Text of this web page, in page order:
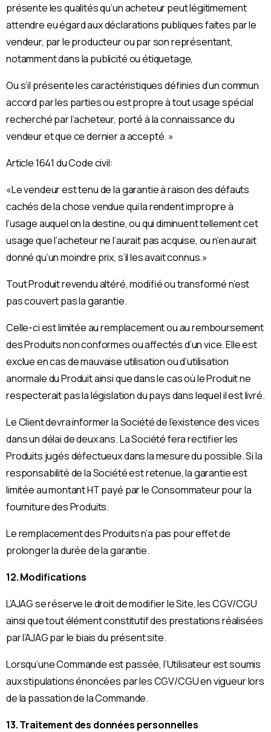
présente les qualités qu’un acheteur peut légitimement
attendre eu égard aux déclarations publiques faites par le
vendeur, par le producteur ou par son représentant,
notamment dans la publicité ou étiquetage,
Ou s’il présente les caractéristiques définies d’un commun
accord par les parties ou est propre à tout usage spécial
recherché par l’acheteur, porté à la connaissance du
vendeur et que ce dernier a accepté. »
Article 1641 du Code civil:
«Le vendeur est tenu de la garantie à raison des défauts
cachés de la chose vendue qui la rendent impropre à
l’usage auquel on la destine, ou qui diminuent tellement cet
usage que l’acheteur ne l’aurait pas acquise, ou n’en aurait
donné qu’un moindre prix, s’il les avait connus.»
Tout Produit revendu altéré, modifié ou transformé n’est
pas couvert pas la garantie.
Celle-ci est limitée au remplacement ou au remboursement
des Produits non conformes ou affectés d’un vice. Elle est
exclue en cas de mauvaise utilisation ou d’utilisation
anormale du Produit ainsi que dans le cas où le Produit ne
respecterait pas la législation du pays dans lequel il est livré.
Le Client devra informer la Société de l’existence des vices
dans un délai de deux ans. La Société fera rectifier les
Produits jugés défectueux dans la mesure du possible. Si la
responsabilité de la Société est retenue, la garantie est
limitée au montant HT payé par le Consommateur pour la
fourniture des Produits.
Le remplacement des Produits n’a pas pour effet de
prolonger la durée de la garantie.
12. Modifications
L’AJAG se réserve le droit de modifier le Site, les CGV/CGU
ainsi que tout élément constitutif des prestations réalisées
par l’AJAG par le biais du présent site.
Lorsqu’une Commande est passée, l’Utilisateur est soumis
aux stipulations énoncées par les CGV/CGU en vigueur lors
de la passation de la Commande.
13. Traitement des données personnelles